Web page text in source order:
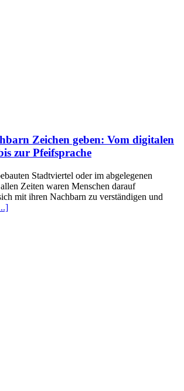
Zeichen geben: Vom digitalen
zur Pfeifsprache
Stadtviertel oder im abgelegenen
Zeiten waren Menschen darauf
mit ihren Nachbarn zu verständigen und